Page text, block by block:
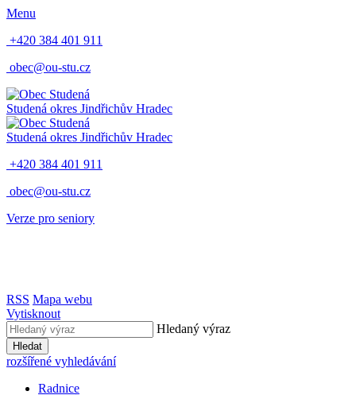
Menu
+420 384 401 911
obec@ou-stu.cz
Studená okres Jindřichův Hradec
Studená okres Jindřichův Hradec
+420 384 401 911
obec@ou-stu.cz
Verze pro seniory
RSS Mapa webu
Vytisknout
Hledaný výraz
Hledat
rozšířené vyhledávání
Radnice